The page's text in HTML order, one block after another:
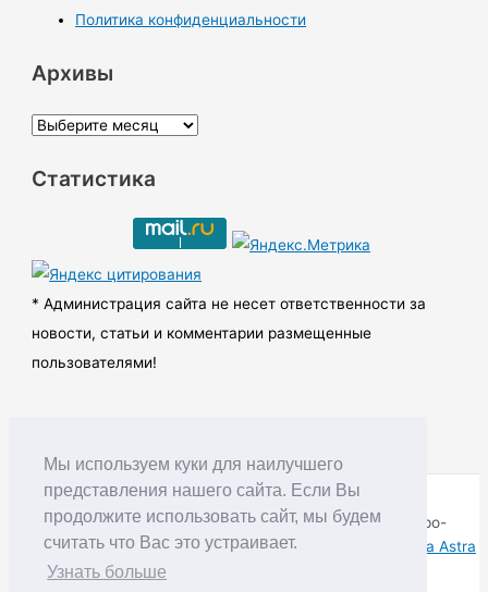
Мы используем куки для наилучшего
представления нашего сайта. Если Вы
продолжите использовать сайт, мы будем
считать что Вас это устраивает.
Узнать больше
Политика конфиденциальности
Архивы
А
х
ы
Статистика
* Администрация сайта не несет ответственности за
новости, статьи и комментарии размещенные
пользователями!
Copyright © RUDNIK.MOBI 28.06.2008 - 2026 | Северо-
Енисейский округ Красноярского края | Powered by
Тема Astra